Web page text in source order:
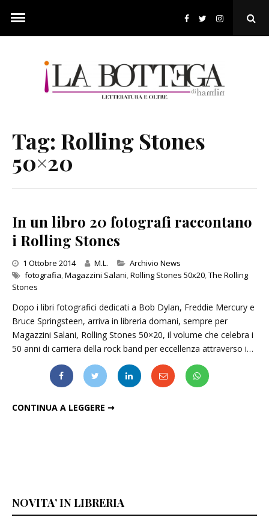
content
Tag: Rolling Stones
50×20
In un libro 20 fotografi raccontano
i Rolling Stones
1 Ottobre 2014 M.L. Categories
Archivio News
fotografia,Magazzini Salani,Rolling Stones 50x20,The Rolling
Stones
Dopo i libri fotografici dedicati a Bob Dylan, Freddie Mercury e
Bruce Springsteen, arriva in libreria domani, sempre per
Magazzini Salani, Rolling Stones 50×20, il volume che celebra i
50 anni di carriera della rock band per eccellenza attraverso i…
CONTINUA A LEGGERE ➞
NOVITA’ IN LIBRERIA